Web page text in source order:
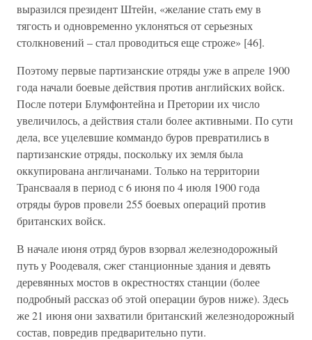
выразился президент Штейн, «желание стать ему в
тягость и одновременно уклоняться от серьезных
столкновений – стал проводиться еще строже» [46].
Поэтому первые партизанские отряды уже в апреле 1900
года начали боевые действия против английских войск.
После потери Блумфонтейна и Претории их число
увеличилось, а действия стали более активными. По сути
дела, все уцелевшие коммандо буров превратились в
партизанские отряды, поскольку их земля была
оккупирована англичанами. Только на территории
Трансвааля в период с 6 июня по 4 июля 1900 года
отряды буров провели 255 боевых операций против
британских войск.
В начале июня отряд буров взорвал железнодорожный
путь у Роодеваля, сжег станционные здания и девять
деревянных мостов в окрестностях станции (более
подробный рассказ об этой операции буров ниже). Здесь
же 21 июня они захватили британский железнодорожный
состав, повредив предварительно пути.